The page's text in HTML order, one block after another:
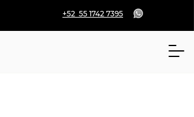
+52 55 1742 7395